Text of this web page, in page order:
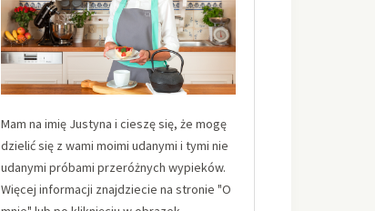
Mam na imię Justyna i cieszę się, że mogę
dzielić się z wami moimi udanymi i tymi nie
udanymi próbami przeróżnych wypieków.
Więcej informacji znajdziecie na stronie "O